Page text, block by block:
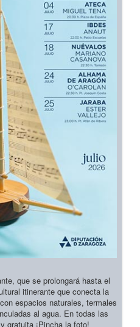
que se prolongará hasta el
itinerante que conecta la
espacios naturales, termales
al agua. En todas las
gratuita ¡Pincha la foto!